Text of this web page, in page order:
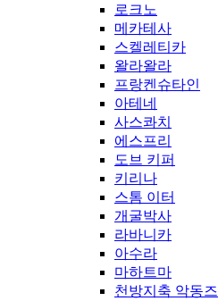
로크노
메카테사
스켈레티카
왈라왈라
프랑켄슈타인
아테네
사스콰치
에스프리
도브 키퍼
키리나
스톰 이터
개굴박사
라바니카
아수라
마하트마
천방지축 악동즈